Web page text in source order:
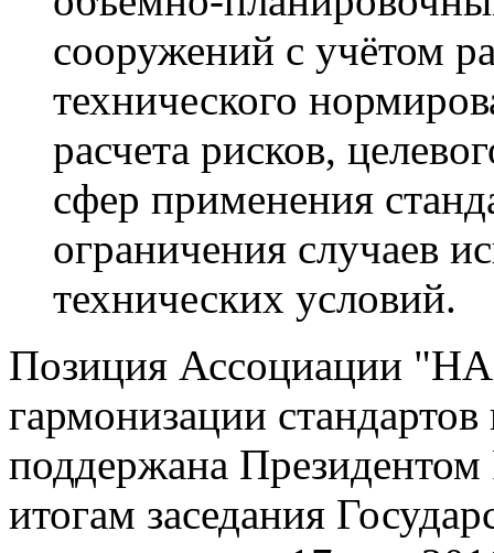
сооружений с учётом
технического
расчета рисков,
сфер применения
ограничения случаев
технических условий.
Позиция Ассоциации
гармонизации
поддержана
итогам заседания